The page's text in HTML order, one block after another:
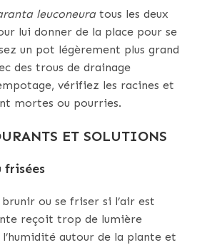
leuconeuratous les deux
lui donner de la place pour se
un pot légèrement plus grand
des trous de drainage
vérifiez les racines et
mortes ou pourries.
ET SOLUTIONS
frisées
ou se friser si l’air est
reçoit trop de lumière
autour de la plante et